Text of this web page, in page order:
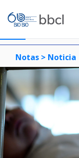
Notas > Noticia